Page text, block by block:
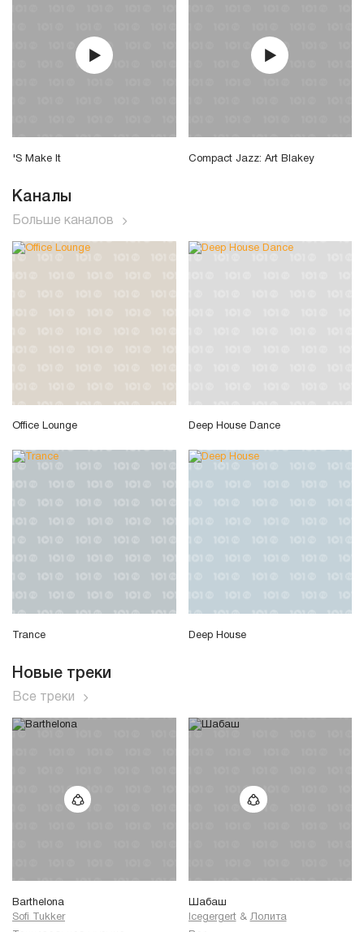
'S Make It Compact Jazz: Art Blakey
Каналы
Больше каналов
Office Lounge Deep House Dance
Trance Deep House
Новые треки
Все треки
Barthelona
Sofi Tukker
Шабаш
Icegergert & Лолита